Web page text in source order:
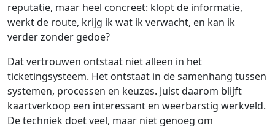
reputatie, maar heel concreet: klopt de informatie,
werkt de route, krijg ik wat ik verwacht, en kan ik
verder zonder gedoe?
Dat vertrouwen ontstaat niet alleen in het
ticketingsysteem. Het ontstaat in de samenhang tussen
systemen, processen en keuzes. Juist daarom blijft
kaartverkoop een interessant en weerbarstig werkveld.
De techniek doet veel, maar niet genoeg om